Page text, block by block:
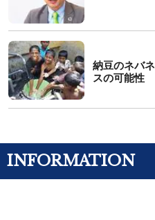
納豆のネバ
スの可能性
INFORMATION